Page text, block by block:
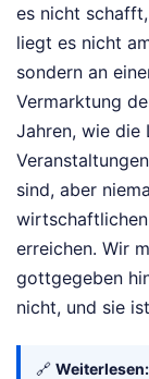
es nicht
liegt es nicht
sondern an
Vermarktung
Jahren, wie die
sind, aber
erreichen. Wir
gottgegeben
nicht, und sie
🔗 Weiterlesen: